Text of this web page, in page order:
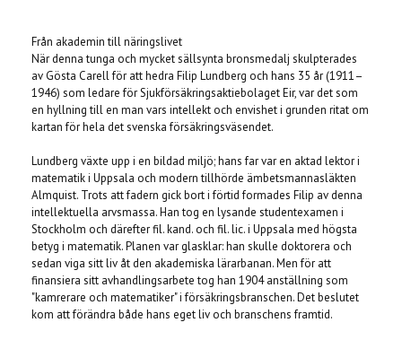
Från akademin till näringslivet
När denna tunga och mycket sällsynta bronsmedalj skulpterades
av Gösta Carell för att hedra Filip Lundberg och hans 35 år (1911–
1946) som ledare för Sjukförsäkringsaktiebolaget Eir, var det som
en hyllning till en man vars intellekt och envishet i grunden ritat om
kartan för hela det svenska försäkringsväsendet.
Lundberg växte upp i en bildad miljö; hans far var en aktad lektor i
matematik i Uppsala och modern tillhörde ämbetsmannasläkten
Almquist. Trots att fadern gick bort i förtid formades Filip av denna
intellektuella arvsmassa. Han tog en lysande studentexamen i
Stockholm och därefter fil. kand. och fil. lic. i Uppsala med högsta
betyg i matematik. Planen var glasklar: han skulle doktorera och
sedan viga sitt liv åt den akademiska lärarbanan. Men för att
finansiera sitt avhandlingsarbete tog han 1904 anställning som
"kamrerare och matematiker" i försäkringsbranschen. Det beslutet
kom att förändra både hans eget liv och branschens framtid.